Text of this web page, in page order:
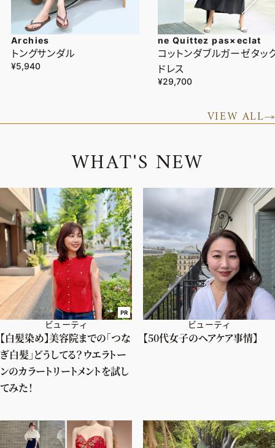
Archies
トングサンダル
¥5,940
ne Quittez pas×eclat
コットンダブルガーゼタッ
ドレス
¥29,700
VIEW ALL
WHAT'S NEW
PR
ビューティ
【白髪染め】美容院までの「つな
ぎ白髪」どうしてる？ウエラトー
ンのカラートリートメントを試し
てみた！
ビューティ
【50代女子のヘアケア事情】